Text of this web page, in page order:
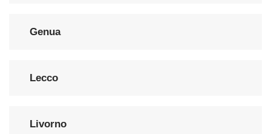
Genua
Lecco
Livorno